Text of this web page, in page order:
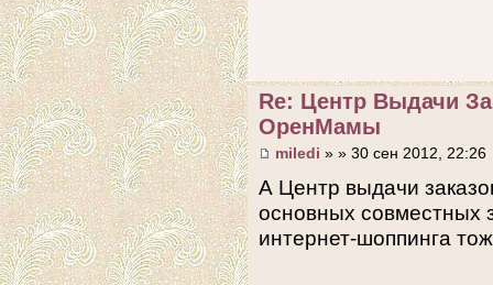
Re: Центр Выдачи
ОренМамы
miledi » » 30 сен 2012, 22:26
А Центр выдачи
основных совместных
интернет-шоппинга